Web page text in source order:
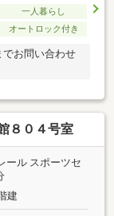
一人暮らし
オートロック付き
お問い合わせ
８０４号室
ール スポーツセ
建